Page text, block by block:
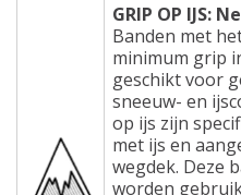
GRIP OP IJS:
Banden met
minimum grip
geschikt voor
sneeuw- en
op ijs zijn
met ijs en
wegdek. Deze
worden